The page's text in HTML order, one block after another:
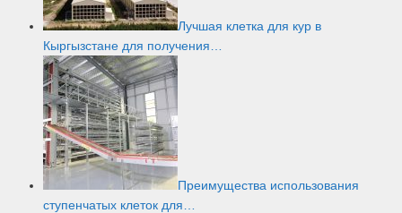
Лучшая клетка для кур в
Кыргызстане для получения…
Преимущества использования
ступенчатых клеток для…